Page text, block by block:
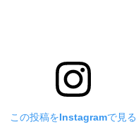
この投稿をInstagramで見る